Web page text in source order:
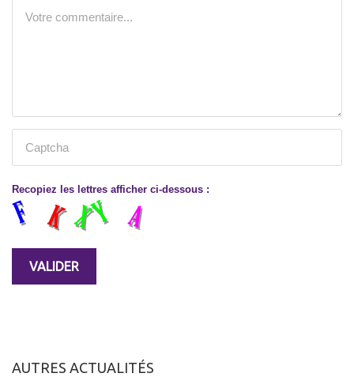
Recopiez les lettres afficher ci-dessous :
AUTRES ACTUALITÉS